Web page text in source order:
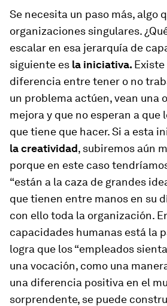
Se necesita un paso más, algo
organizaciones singulares.
escalar en esa jerarquía de
siguiente es la iniciativa. Existe
diferencia entre tener o no
un problema actúen, vean una
mejora y que no esperan a que
que tiene que hacer. Si a esta
la creatividad, subiremos aún
porque en este caso
“están a la caza de grandes
que tienen entre manos en su
con ello toda la organización.
capacidades humanas está la
logra que los “empleados
una vocación, como una
una diferencia positiva en el
sorprendente, se puede